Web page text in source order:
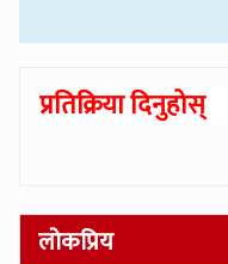
प्रतिक्रिया दिनुहोस्
लोकप्रिय